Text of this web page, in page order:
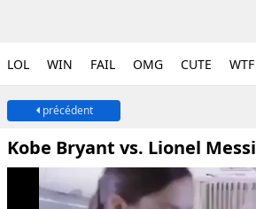
LOL WIN FAIL OMG CUTE WTF
précédent
Kobe Bryant vs. Lionel Messi